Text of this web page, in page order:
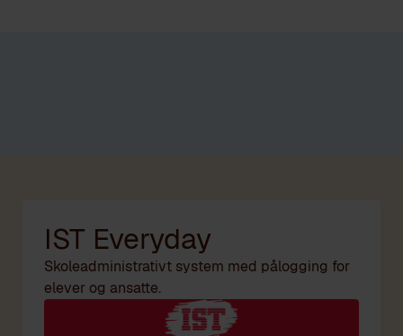
IST Everyday
Skoleadministrativt system med pålogging for
elever og ansatte.